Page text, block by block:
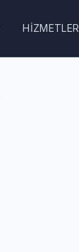
HIZMETLER